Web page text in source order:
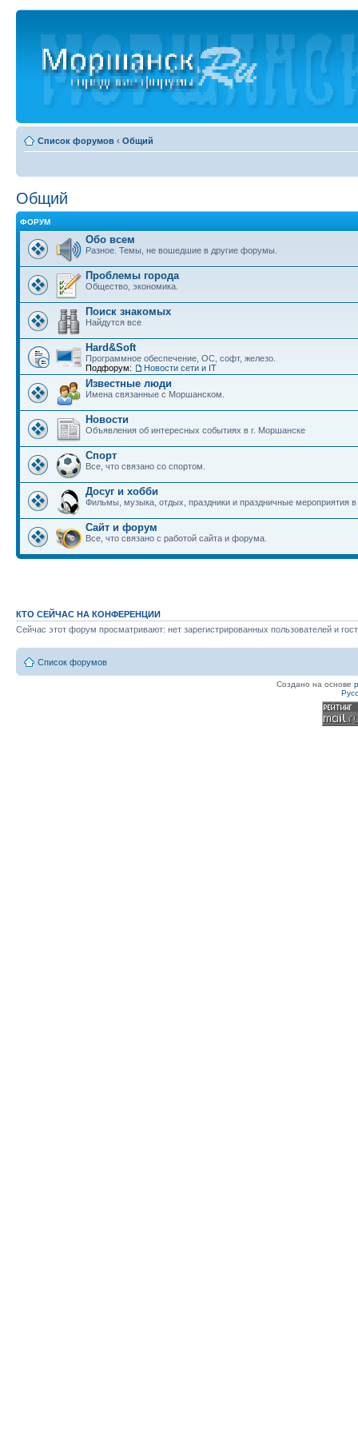
Список форумов ‹ Общий
Общий
ФОРУМ
Обо всем
Разное. Темы, не вошедшие в другие форумы.
Проблемы города
Общество, экономика.
Поиск знакомых
Найдутся все
Hard&Soft
Программное обеспечение, ОС, софт, железо.
Подфорум:
Новости сети и IT
Известные люди
Имена связанные с Моршанском.
Новости
Объявления об интересных событиях в г. Моршанске
Спорт
Все, что связано со спортом.
Досуг и хобби
Фильмы, музыка, отдых, праздники и праздничные мероприятия
Сайт и форум
Все, что связано с работой сайта и форума.
КТО СЕЙЧАС НА КОНФЕРЕНЦИИ
Сейчас этот форум просматривают: нет зарегистрированных пользователей и
Список форумов
Создано на основе